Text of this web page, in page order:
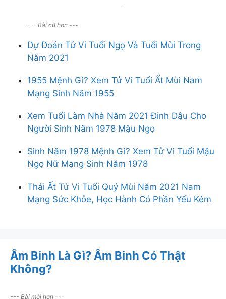
tôm càng xanh
ốc vòi voi
tu hài canada
sá sùng khô
bào ngư sống
bào ngư úc
bào ngư hàn quốc
hải sâm biển
giá cá tầm
giá cá hồi
giá cá lăng
giá cá thu
shop mỹ phẩm ohui
Shop Mỹ Phẩm Xíu Ohui
120/98/8 Thích Quảng Đức, Phường 5, Quận Phú
--- Bài cũ hơn ---
Dự Đoán Tử Vi Tuổi Ngọ Và Tuổi Mùi Trong
Năm 2021
1955 Mệnh Gì? Xem Tử Vi Tuổi Ất Mùi Nam
Mạng Sinh Năm 1955
Xem Tuổi Làm Nhà Năm 2021 Đinh Dậu Cho
Người Sinh Năm 1978 Mậu Ngọ
Sinh Năm 1978 Mệnh Gì? Xem Tử Vi Tuổi Mậu
Ngọ Nữ Mạng Sinh Năm 1978
Thái Ất Tử Vi Tuổi Quý Mùi Năm 2021 Nam
Mạng Sức Khỏe, Học Hành Có Phần Yếu Kém
Âm Binh Là Gì? Âm Binh Có Thật
Không?
--- Bài mới hơn ---